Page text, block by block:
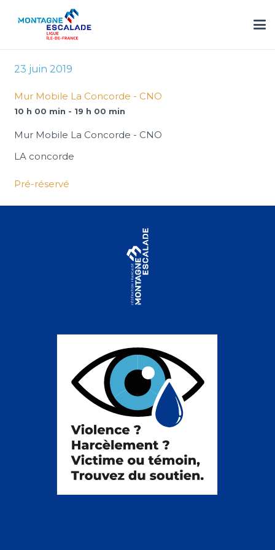
23 juin 2019
Mur Mobile La Concorde - CNO
10 h 00 min - 19 h 00 min
Mur Mobile La Concorde - CNO
LA concorde
Pré-réservé